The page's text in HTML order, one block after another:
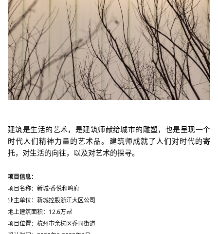
建筑是生活的艺术，是建筑师献给城市的雕塑，也是呈现一个
时代人们精神力量的艺术品。建筑师成就了人们对时代的寄
托，对生活的向往，以及对艺术的探寻。
项目信息：
项目名称：新城·香悦和鸣府
业主单位：新城控股浙江大区公司
地上建筑面积：12.6万㎡
项目位置：杭州市余杭区乔司街道